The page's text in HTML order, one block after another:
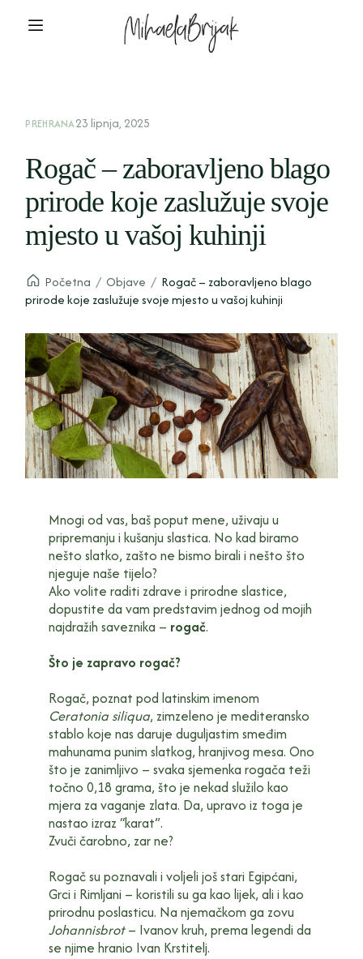
PREHRANA23 lipnja, 2025
Rogač – zaboravljeno blago
prirode koje zaslužuje svoje
mjesto u vašoj kuhinji
Početna / Objave / Rogač – zaboravljeno blago
prirode koje zaslužuje svoje mjesto u vašoj kuhinji
Mnogi od vas, baš poput mene, uživaju u
pripremanju i kušanju slastica. No kad biramo
nešto slatko, zašto ne bismo birali i nešto što
njeguje naše tijelo?
Ako volite raditi zdrave i prirodne slastice,
dopustite da vam predstavim jednog od mojih
najdražih saveznika – rogač.
Što je zapravo rogač?
Rogač, poznat pod latinskim imenom
Ceratonia siliqua, zimzeleno je mediteransko
stablo koje nas daruje duguljastim smeđim
mahunama punim slatkog, hranjivog mesa. Ono
što je zanimljivo – svaka sjemenka rogača teži
točno 0,18 grama, što je nekad služilo kao
mjera za vaganje zlata. Da, upravo iz toga je
nastao izraz “karat”.
Zvuči čarobno, zar ne?
Rogač su poznavali i voljeli još stari Egipćani,
Grci i Rimljani – koristili su ga kao lijek, ali i kao
prirodnu poslasticu. Na njemačkom ga zovu
Johannisbrot– Ivanov kruh, prema legendi da
se njime hranio Ivan Krstitelj.